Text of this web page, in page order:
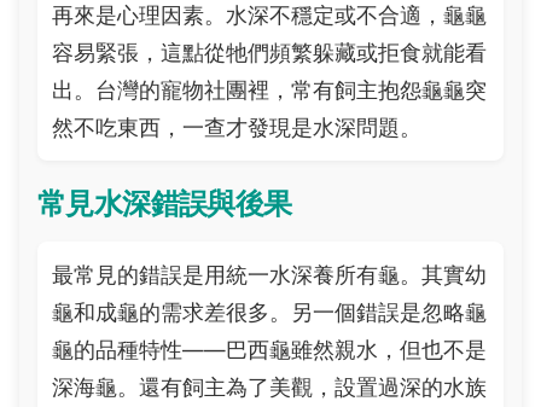
再來是心理因素。水深不穩定或不合適，龜龜
容易緊張，這點從牠們頻繁躲藏或拒食就能看
出。台灣的寵物社團裡，常有飼主抱怨龜龜突
然不吃東西，一查才發現是水深問題。
常見水深錯誤與後果
最常見的錯誤是用統一水深養所有龜。其實幼
龜和成龜的需求差很多。另一個錯誤是忽略龜
龜的品種特性——巴西龜雖然親水，但也不是
深海龜。還有飼主為了美觀，設置過深的水族